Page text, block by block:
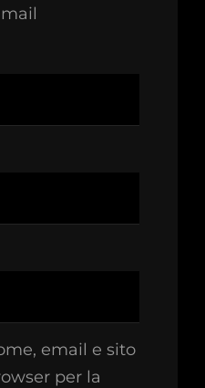
email e sito
per la